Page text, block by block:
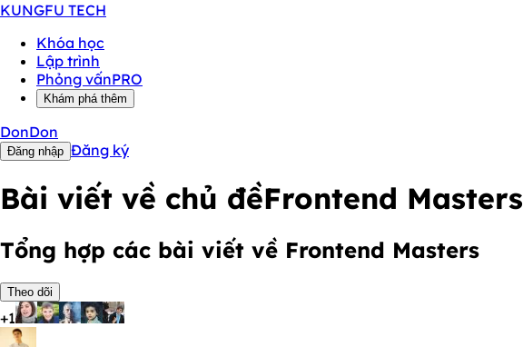
KUNGFU TECH
Khóa học
Lập trình
Phỏng vấnPRO
Khám phá thêm
DonDon
Đăng nhập Đăng ký
Bài viết về chủ đềFrontend Masters
Tổng hợp các bài viết về Frontend Masters
Theo dõi
+1